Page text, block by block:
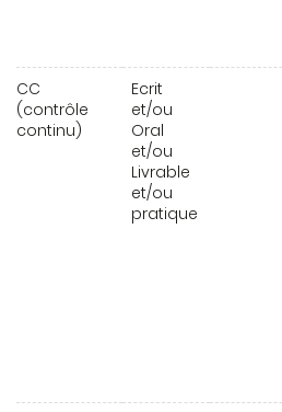
CC
(contrôle
continu)
Ecrit
et/ou
Oral
et/ou
Livrable
et/ou
pratique